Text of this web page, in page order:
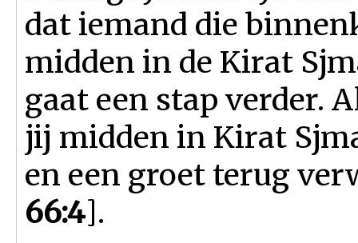
dat iemand die
midden in de Kirat
gaat een stap verder.
jij midden in Kirat
en een groet terug
66:4].